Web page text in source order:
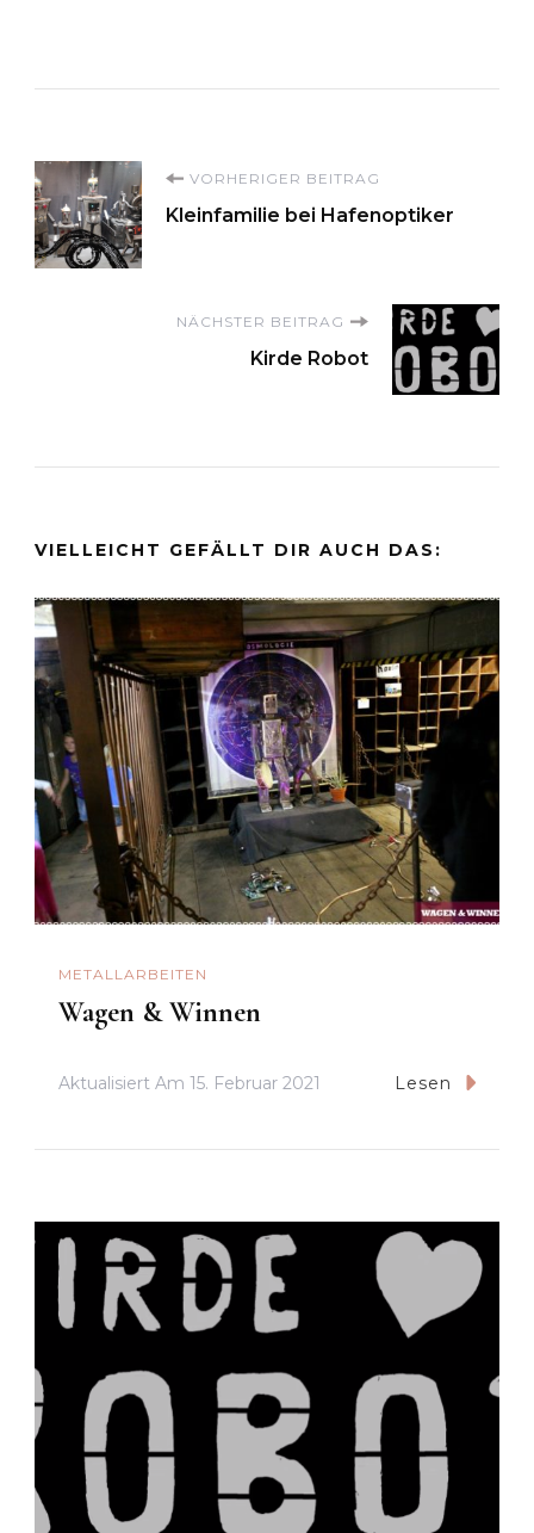
Beitragsnavigation
VORHERIGER BEITRAG
Kleinfamilie bei Hafenoptiker
NÄCHSTER BEITRAG
Kirde Robot
VIELLEICHT GEFÄLLT DIR AUCH DAS:
METALLARBEITEN
Wagen & Winnen
Aktualisiert Am 15. Februar 2021 Lesen